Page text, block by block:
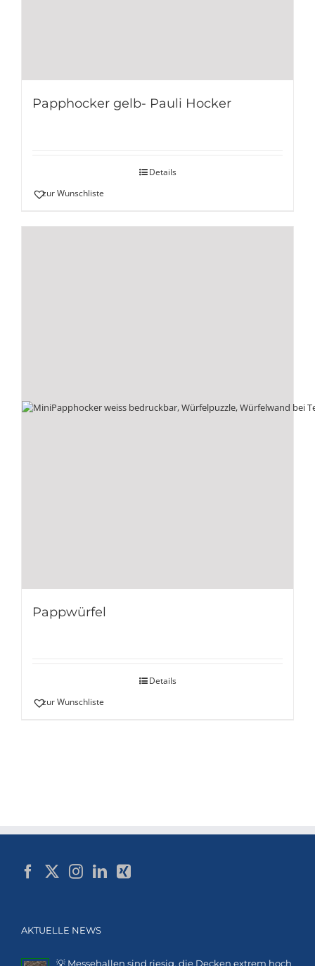
Papphocker gelb- Pauli Hocker
Details
zur Wunschliste
Pappwürfel
Details
zur Wunschliste
AKTUELLE NEWS
💡 Messehallen sind riesig, die Decken extrem hoch